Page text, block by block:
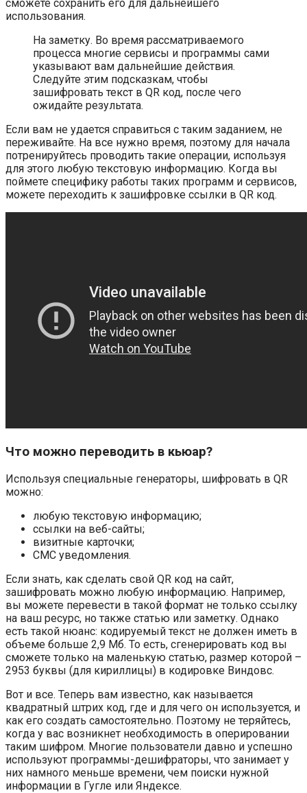
сможете сохранить его для дальнейшего
использования.
На заметку. Во время рассматриваемого
процесса многие сервисы и программы сами
указывают вам дальнейшие действия.
Следуйте этим подсказкам, чтобы
зашифровать текст в QR код, после чего
ожидайте результата.
Если вам не удается справиться с таким заданием, не
переживайте. На все нужно время, поэтому для начала
потренируйтесь проводить такие операции, используя
для этого любую текстовую информацию. Когда вы
поймете специфику работы таких программ и сервисов,
можете переходить к зашифровке ссылки в QR код.
Что можно переводить в кьюар?
Используя специальные генераторы, шифровать в QR
можно:
любую текстовую информацию;
ссылки на веб-сайты;
визитные карточки;
СМС уведомления.
Если знать, как сделать свой QR код на сайт,
зашифровать можно любую информацию. Например,
вы можете перевести в такой формат не только ссылку
на ваш ресурс, но также статью или заметку. Однако
есть такой нюанс: кодируемый текст не должен иметь в
объеме больше 2,9 Мб. То есть, сгенерировать код вы
сможете только на маленькую статью, размер которой –
2953 буквы (для кириллицы) в кодировке Виндовс.
Вот и все. Теперь вам известно, как называется
квадратный штрих код, где и для чего он используется, и
как его создать самостоятельно. Поэтому не теряйтесь,
когда у вас возникнет необходимость в оперировании
таким шифром. Многие пользователи давно и успешно
используют программы-дешифраторы, что занимает у
них намного меньше времени, чем поиски нужной
информации в Гугле или Яндексе.